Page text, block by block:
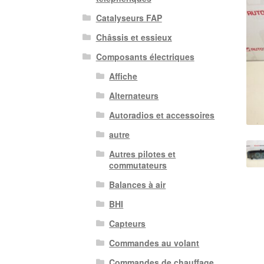
Catalyseurs FAP
Châssis et essieux
Composants électriques
Affiche
Alternateurs
Autoradios et accessoires
autre
Autres pilotes et
commutateurs
Balances à air
BHI
Capteurs
Commandes au volant